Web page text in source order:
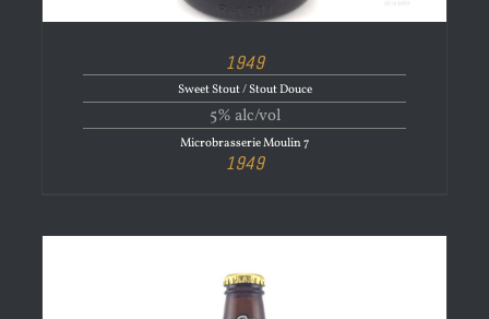
1949
Sweet Stout / Stout Douce
5% alc/vol
Microbrasserie Moulin 7
1949